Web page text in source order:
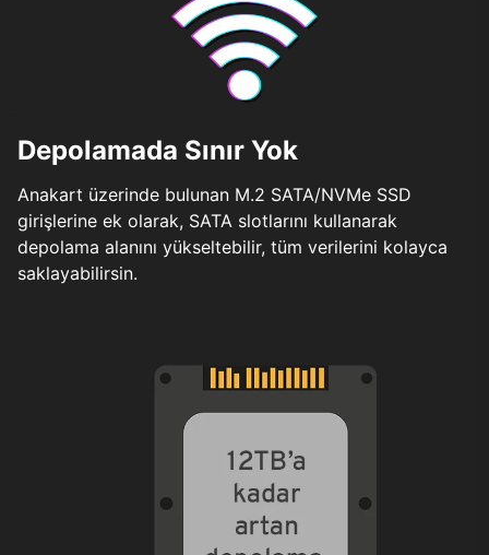
Depolamada Sınır Yok
Anakart üzerinde bulunan M.2 SATA/NVMe SSD
girişlerine ek olarak, SATA slotlarını kullanarak
depolama alanını yükseltebilir, tüm verilerini kolayca
saklayabilirsin.